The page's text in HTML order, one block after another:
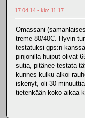
17.04.14 - klo: 11.17
Omassani
treme 80/40C. Hyvin
testatuksi gps:n
pinjonilla huiput olivat
sutia, pitänee testata
kunnes kulku alkoi
iskenyt, oli 30
tietenkään koko aikaa